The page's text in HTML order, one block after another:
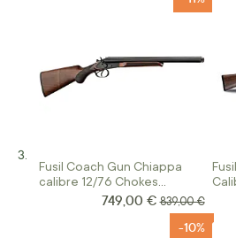
Fusil Coach Gun Chiappa
calibre 12/76 Chokes
Interchangeables
Prix Spécial
749,00 € Prix normal
839,00 €
-10%